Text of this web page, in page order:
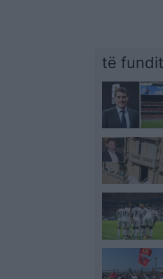
të fundit